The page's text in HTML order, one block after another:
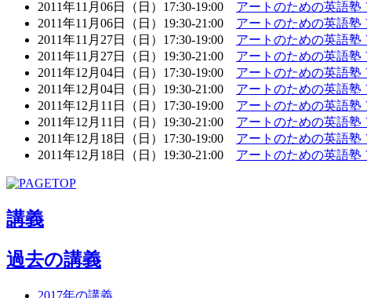
2011年11月06日（日）17:30-19:00 アートのための英語塾
2011年11月06日（日）19:30-21:00 アートのための英語塾
2011年11月27日（日）17:30-19:00 アートのための英語塾
2011年11月27日（日）19:30-21:00 アートのための英語塾
2011年12月04日（日）17:30-19:00 アートのための英語塾
2011年12月04日（日）19:30-21:00 アートのための英語塾
2011年12月11日（日）17:30-19:00 アートのための英語塾
2011年12月11日（日）19:30-21:00 アートのための英語塾
2011年12月18日（日）17:30-19:00 アートのための英語塾
2011年12月18日（日）19:30-21:00 アートのための英語塾
講義
過去の講義
2017年の講義